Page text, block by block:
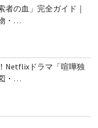
の血」完全ガイド｜
・…
Netflixドラマ「喧嘩独
・…